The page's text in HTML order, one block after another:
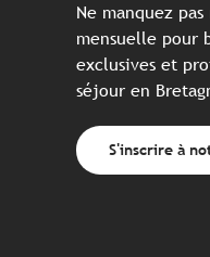
Ne manquez
mensuelle pour
exclusives et
séjour en
S'inscrire à